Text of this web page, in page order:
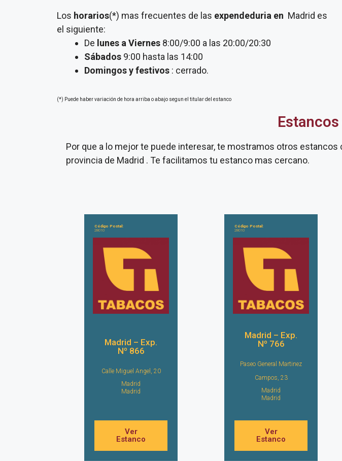
Los horarios(*) mas frecuentes de las expendeduria en Madrid es
el siguiente:
De lunes a Viernes 8:00/9:00 a las 20:00/20:30
Sábados 9:00 hasta las 14:00
Domingos y festivos : cerrado.
(*) Puede haber variación de hora arriba o abajo segun el titular del estanco
Por que a lo mejor te puede interesar, te mostramos otros estancos
provincia de Madrid . Te facilitamos tu estanco mas cercano.
Código Postal:
28010
Madrid – Exp.
Nº 866
Calle Miguel Angel, 20
Madrid
Madrid
Ver
Estanco
Código Postal:
28010
Madrid – Exp.
Nº 766
Paseo General Martinez
Campos, 23
Madrid
Madrid
Ver
Estanco